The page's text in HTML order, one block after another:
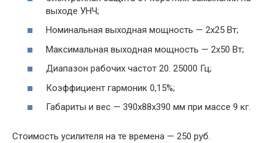
выходе УНЧ;
Номинальная выходная мощность — 2х25 Вт;
Максимальная выходная мощность — 2х50 Вт;
Диапазон рабочих частот 20. 25000 Гц;
Коэффициент гармоник 0,15%;
Габариты и вес — 390х88х390 мм при массе 9 кг.
Стоимость усилителя на те времена — 250 руб.